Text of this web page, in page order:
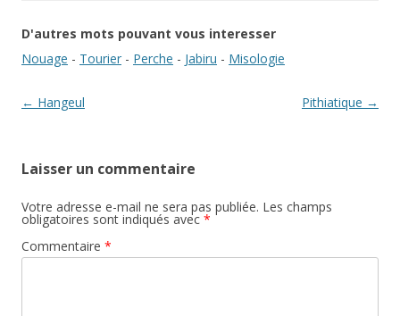
D'autres mots pouvant vous interesser
Nouage - Tourier - Perche - Jabiru - Misologie
Navigation des articles
← Hangeul Pithiatique →
Laisser un commentaire
Votre adresse e-mail ne sera pas publiée. Les champs
obligatoires sont indiqués avec *
Commentaire *